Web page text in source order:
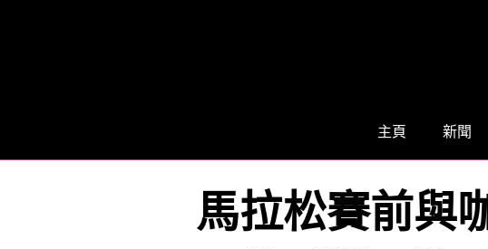
主頁 新聞
馬拉松賽前與